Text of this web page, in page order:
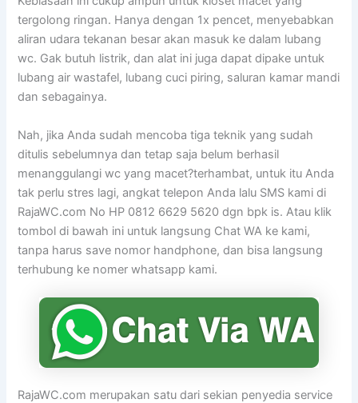
tergolong ringan. Hanya dengan 1x pencet, menyebabkan
aliran udara tekanan besar akan masuk ke dalam lubang
wc. Gak butuh listrik, dan alat ini juga dapat dipake untuk
lubang air wastafel, lubang cuci piring, saluran kamar mandi
dan sebagainya.
Nah, jika Anda sudah mencoba tiga teknik yang sudah
ditulis sebelumnya dan tetap saja belum berhasil
menanggulangi wc yang macet?terhambat, untuk itu Anda
tak perlu stres lagi, angkat telepon Anda lalu SMS kami di
RajaWC.com No HP 0812 6629 5620 dgn bpk is. Atau klik
tombol di bawah ini untuk langsung Chat WA ke kami,
tanpa harus save nomor handphone, dan bisa langsung
terhubung ke nomer whatsapp kami.
RajaWC.com merupakan satu dari sekian penyedia service